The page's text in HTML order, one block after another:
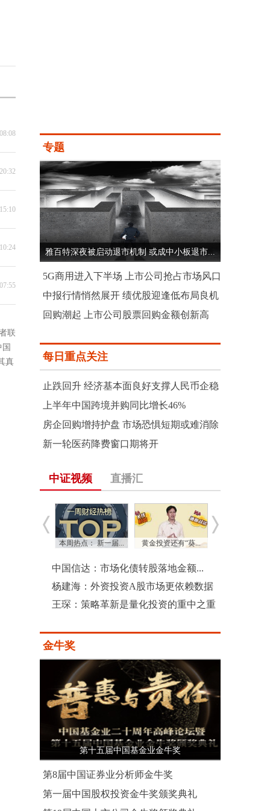
联
真
专题
雅百特深夜被启动退市机制 或成中小板退市...
5G商用进入下半场 上市公司抢占市场风口
中报行情悄然展开 绩优股迎逢低布局良机
回购潮起 上市公司股票回购金额创新高
每日重点关注
止跌回升 经济基本面良好支撑人民币企稳
上半年中国跨境并购同比增长46%
房企回购增持护盘 市场恐惧短期或难消除
新一轮医药降费窗口期将开
中证视频 直播汇
本周热点： 新一届... 黄金投资还有“葵...
中国信达：市场化债转股落地金额...
杨建海：外资投资A股市场更依赖数据
王琛：策略革新是量化投资的重中之重
金牛奖
第十五届中国基金业金牛奖
第8届中国证券业分析师金牛奖
第一届中国股权投资金牛奖颁奖典礼